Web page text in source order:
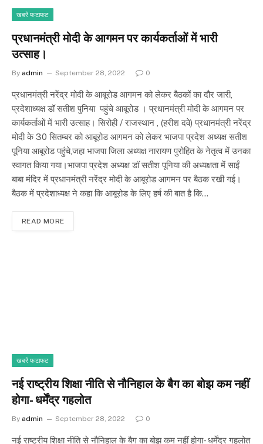
खबरें फटाफट
प्रधानमंत्री मोदी के आगमन पर कार्यकर्ताओं में भारी
उत्साह।
By admin September 28, 2022 0
प्रधानमंत्री नरेंद्र मोदी के आबूरोड आगमन को लेकर बैठकों का दौर जारी,
प्रदेशाध्यक्ष डॉ सतीश पुनिया पहुंचे आबूरोड । प्रधानमंत्री मोदी के आगमन पर
कार्यकर्ताओं में भारी उत्साह। सिरोही / राजस्थान , (हरीश दवे) प्रधानमंत्री नरेंद्र
मोदी के 30 सितम्बर को आबूरोड आगमन को लेकर भाजपा प्रदेश अध्यक्ष सतीश
पूनिया आबूरोड पहुंचे,जहा भाजपा जिला अध्यक्ष नारायण पुरोहित के नेतृत्व में उनका
स्वागत किया गया।भाजपा प्रदेश अध्यक्ष डॉ सतीश पूनिया की अध्यक्षता में साईं
बाबा मंदिर में प्रधानमंत्री नरेंद्र मोदी के आबूरोड आगमन पर बैठक रखी गई।
बैठक में प्रदेशाध्यक्ष ने कहा कि आबूरोड के लिए हर्ष की बात है कि…
READ MORE
खबरें फटाफट
नई राष्ट्रीय शिक्षा नीति से नौनिहाल के बैग का बोझ कम नहीं
होगा- धर्मेंद्र गहलोत
By admin September 28, 2022 0
नई राष्ट्रीय शिक्षा नीति से नौनिहाल के बैग का बोझ कम नहीं होगा- धर्मेंद्र गहलोत